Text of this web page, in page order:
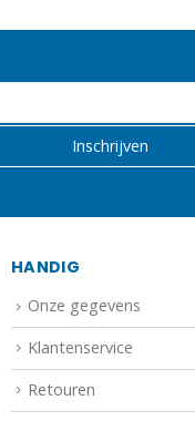
HANDIG
Onze gegevens
Klantenservice
Retouren